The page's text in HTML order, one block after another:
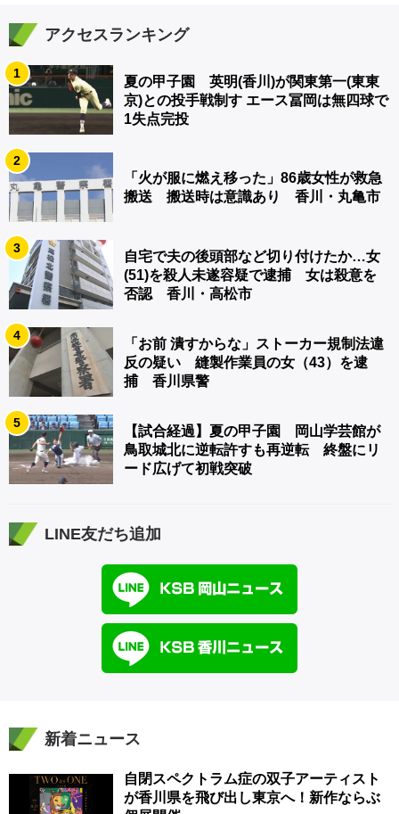
アクセスランキング
1
夏の甲子園 英明(香川)が関東第一(東東
京)との投手戦制す エース冨岡は無四球で
1失点完投
2
「火が服に燃え移った」86歳女性が救急
搬送 搬送時は意識あり 香川・丸亀市
3
自宅で夫の後頭部など切り付けたか…女
(51)を殺人未遂容疑で逮捕 女は殺意を
否認 香川・高松市
4
「お前 潰すからな」ストーカー規制法違
反の疑い 縫製作業員の女（43）を逮
捕 香川県警
5
【試合経過】夏の甲子園 岡山学芸館が
鳥取城北に逆転許すも再逆転 終盤にリ
ード広げて初戦突破
LINE友だち追加
新着ニュース
自閉スペクトラム症の双子アーティスト
が香川県を飛び出し東京へ！新作ならぶ